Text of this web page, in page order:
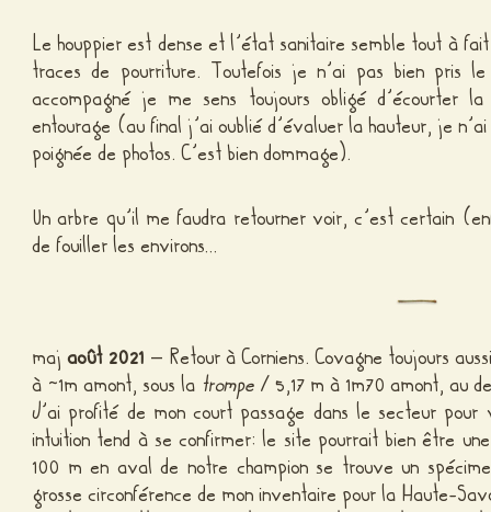
Le houppier est dense et l’état sanitaire semble tout à
traces de pourriture. Toutefois je n’ai pas bien pris
accompagné je me sens toujours obligé d’écourter
entourage (au final j’ai oublié d’évaluer la hauteur, je
poignée de photos. C’est bien dommage).
Un arbre qu’il me faudra retourner voir, c’est certain
de fouiller les environs…
majaoût 2021 – Retour à Corniens. Covagne toujours
à ~1m amont, sous la trompe / 5,17 m à 1m70 amont, au
J’ai profité de mon court passage dans le secteur
intuition tend à se confirmer: le site pourrait bien être
100 m en aval de notre champion se trouve un
grosse circonférence de mon inventaire pour la Haute-